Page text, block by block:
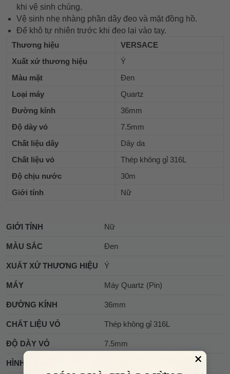
khi vệ sinh chúng.
Vệ sinh nhẹ nhàng phần dây đeo và mặt đồng hồ.
Để khô tự nhiên trước khi đeo lại vào tay.
Thương hiệu
VERSACE
Xuất xứ thương hiệu
Ý
Màu mặt
Đen
Loại máy
Quartz
Đường kính
36mm
Độ dày vỏ
7.5mm
Chất liệu dây
Dây da
Chất liệu vỏ
Thép không gỉ 316L
Độ chịu nước
30m
Giới tính
Nữ
GIỚI TÍNH Nữ
MÀU SẮC Đen
XUẤT XỨ THƯƠNG HIỆU Ý
MÁY Máy Quartz (Pin)
ĐƯỜNG KÍNH 36mm
CHẤT LIỆU VỎ Thép không gỉ 316L
ĐỘ DÀY VỎ 7.5mm
HÌNH DÁNG VỎ